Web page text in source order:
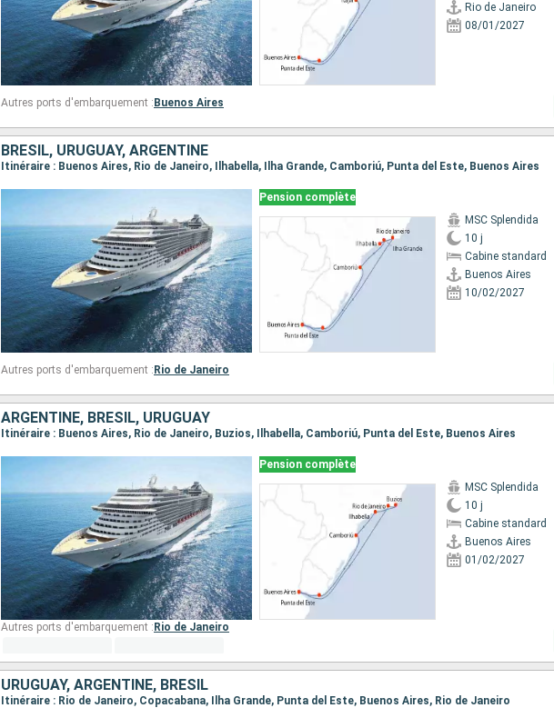
Rio de Janeiro
08/01/2027
Autres ports d'embarquement : Buenos Aires
BRÉSIL, URUGUAY, ARGENTINE
Itinéraire : Buenos Aires, Rio de Janeiro, Ilhabella, Ilha Grande, Camboriú, Punta del Este, Buenos Aires
Pension complète
MSC Splendida
10 j
Cabine standard
Buenos Aires
10/02/2027
Autres ports d'embarquement : Rio de Janeiro
ARGENTINE, BRÉSIL, URUGUAY
Itinéraire : Buenos Aires, Rio de Janeiro, Buzios, Ilhabella, Camboriú, Punta del Este, Buenos Aires
Pension complète
MSC Splendida
10 j
Cabine standard
Buenos Aires
01/02/2027
Autres ports d'embarquement : Rio de Janeiro
URUGUAY, ARGENTINE, BRÉSIL
Itinéraire : Rio de Janeiro, Copacabana, Ilha Grande, Punta del Este, Buenos Aires, Rio de Janeiro